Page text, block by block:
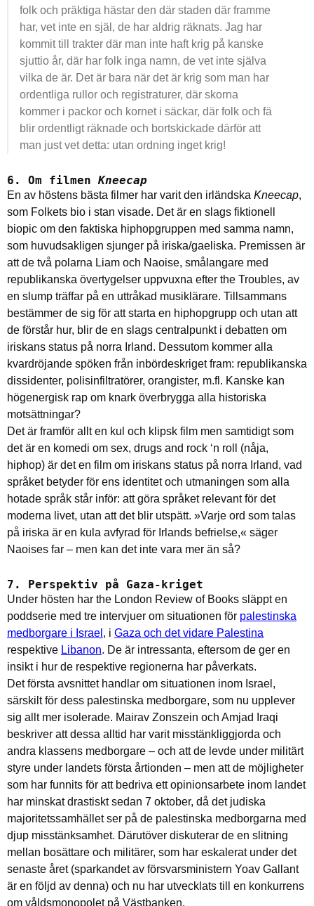
folk och präktiga hästar den där staden där framme
har, vet inte en själ, de har aldrig räknats. Jag har
kommit till trakter där man inte haft krig på kanske
sjuttio år, där har folk inga namn, de vet inte själva
vilka de är. Det är bara när det är krig som man har
ordentliga rullor och registraturer, där skorna
kommer i packor och kornet i säckar, där folk och fä
blir ordentligt räknade och bortskickade därför att
man just vet detta: utan ordning inget krig!
6. Om filmen Kneecap
En av höstens bästa filmer har varit den irländska Kneecap,
som Folkets bio i stan visade. Det är en slags fiktionell
biopic om den faktiska hiphopgruppen med samma namn,
som huvudsakligen sjunger på iriska/gaeliska. Premissen är
att de två polarna Liam och Naoise, smålangare med
republikanska övertygelser uppvuxna efter the Troubles, av
en slump träffar på en uttråkad musiklärare. Tillsammans
bestämmer de sig för att starta en hiphopgrupp och utan att
de förstår hur, blir de en slags centralpunkt i debatten om
iriskans status på norra Irland. Dessutom kommer alla
kvardröjande spöken från inbördeskriget fram: republikanska
dissidenter, polisinfiltratörer, orangister, m.fl. Kanske kan
högenergisk rap om knark överbrygga alla historiska
motsättningar?
Det är framför allt en kul och klipsk film men samtidigt som
det är en komedi om sex, drugs and rock ‘n roll (nåja,
hiphop) är det en film om iriskans status på norra Irland, vad
språket betyder för ens identitet och utmaningen som alla
hotade språk står inför: att göra språket relevant för det
moderna livet, utan att det blir utspätt. »Varje ord som talas
på iriska är en kula avfyrad för Irlands befrielse,« säger
Naoises far – men kan det inte vara mer än så?
7. Perspektiv på Gaza-kriget
Under hösten har the London Review of Books släppt en
poddserie med tre intervjuer om situationen för palestinska
medborgare i Israel , i Gaza och det vidare Palestina
respektive Libanon. De är intressanta, eftersom de ger en
insikt i hur de respektive regionerna har påverkats.
Det första avsnittet handlar om situationen inom Israel,
särskilt för dess palestinska medborgare, som nu upplever
sig allt mer isolerade. Mairav Zonszein och Amjad Iraqi
beskriver att dessa alltid har varit misstänkliggjorda och
andra klassens medborgare – och att de levde under militärt
styre under landets första årtionden – men att de möjligheter
som har funnits för att bedriva ett opinionsarbete inom landet
har minskat drastiskt sedan 7 oktober, då det judiska
majoritetssamhället ser på de palestinska medborgarna med
djup misstänksamhet. Därutöver diskuterar de en slitning
mellan bosättare och militärer, som har eskalerat under det
senaste året (sparkandet av försvarsministern Yoav Gallant
är en följd av denna) och nu har utvecklats till en konkurrens
om våldsmonopolet på Västbanken.